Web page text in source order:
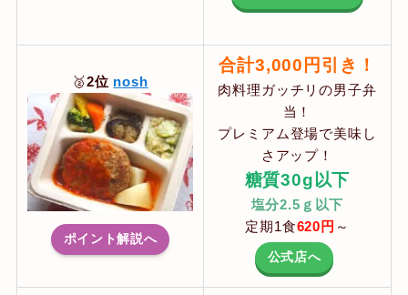
🥈2位 nosh
ポイント解説へ
合計3,000円引き！
肉料理ガッチリの男子弁
当！
プレミアム登場で美味し
さアップ！
糖質30g以下
塩分2.5ｇ以下
定期1食620 円 ～
公式店へ